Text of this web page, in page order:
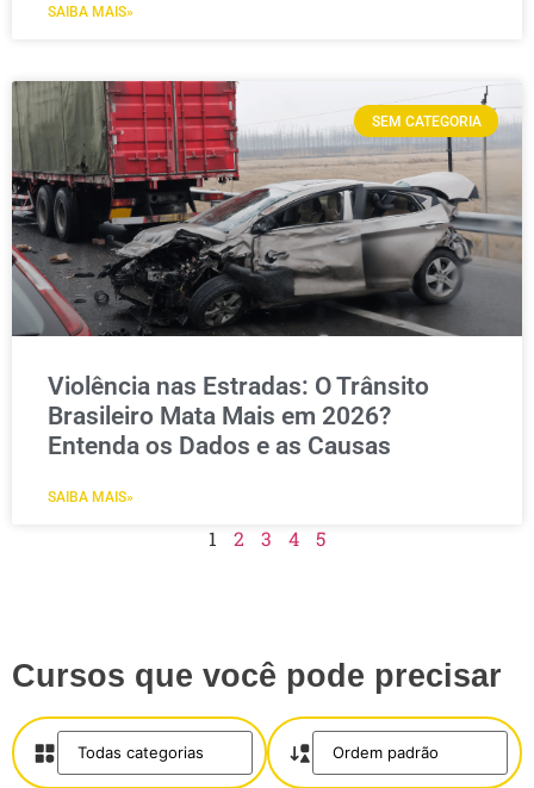
SAIBA MAIS»
SEM CATEGORIA
Violência nas Estradas: O Trânsito
Brasileiro Mata Mais em 2026?
Entenda os Dados e as Causas
SAIBA MAIS»
1 2 3 4 5
Cursos que você pode precisar